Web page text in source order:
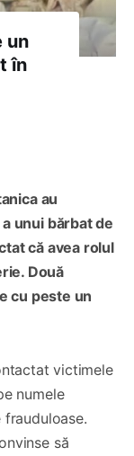
un
în
au
unui bărbat de
că avea rolul
Două
cu peste un
victimele
numele
să